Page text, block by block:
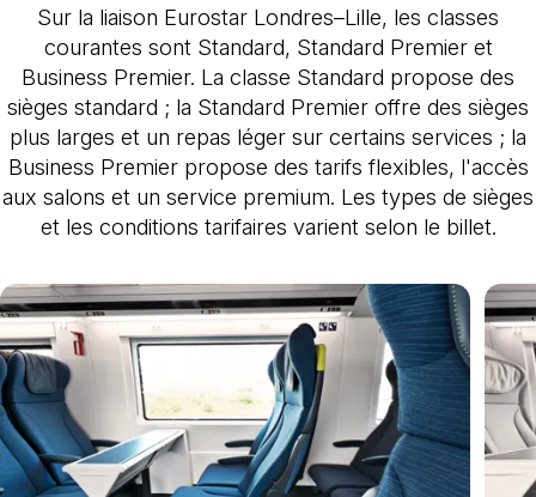
Sur la liaison Eurostar Londres–Lille, les classes
courantes sont Standard, Standard Premier et
Business Premier. La classe Standard propose des
sièges standard ; la Standard Premier offre des sièges
plus larges et un repas léger sur certains services ; la
Business Premier propose des tarifs flexibles, l'accès
aux salons et un service premium. Les types de sièges
et les conditions tarifaires varient selon le billet.